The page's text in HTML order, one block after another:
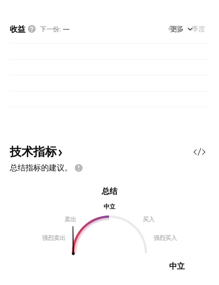
收益 下一份: — 年度 季度
更多
技术指标
总结指标的建议。
总结
中立
卖出
买入
强烈卖出 强烈买入
中立